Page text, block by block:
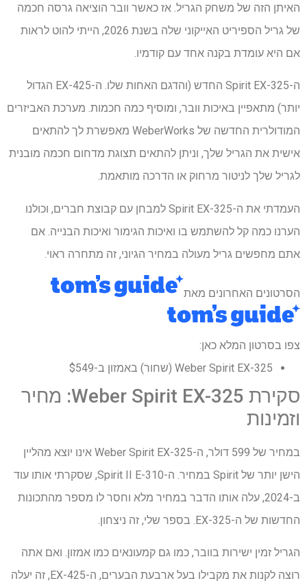
האיתן הזה של משחק הגריל. אז כאשר וובר הוציאה גרסה חכמה
של גריל הספיריט האייקוני שלה בשנת 2026, הייתי להוט לראות
אם היא עומדת בקנה אחד עם קודמיו.
ה-Spirit EX-325 החדש (והדגם האחות שלו. ה-EX-425 הגדול
יותר) מתאפיין באיכות וובר, ומוסיף כמה חכמות. מערכת האביזרים
המודולרית החדשה של WeberWorks מאפשרת לך להתאים
אישית את הגריל שלך, וניתן להתאים תצוגת מדחום חכמה מובנית
לגריל שלך לניטור מרחוק או הדרכה מותאמת.
העמדתי את ה-Spirit EX-325 למבחן עם קבוצת חברים, וכולנו
הערנו כמה קל להשתמש בו ואיכות הגימור ואיכות הבנייה. אם
אתם מחפשים גריל מעולה במחיר הגיוני, זה מתחרה ראוי.
הסרטונים האחרונים מאת
צפו בסרטון המלא כאן:
Weber Spirit EX-325 (שחור) באמזון ב-$549
סקירת Weber Spirit EX-325: מחיר
וזמינות
במחיר של 599 דולר, ה-Weber Spirit EX-325 אינו יוצא מהליין
הישן יותר של Spirit במחיר. ה-Spirit II E-310, שסקרתי אותו עוד
ב-2024, עלה אותו הדבר במחיר מלא וחסר לו מספר מהתכונות
החדשות של ה-EX-325. בספר שלי, זה ניצחון.
הגריל זמין ישירות בוובר, כמו גם קמעונאים כמו אמזון. ואם אתה
רוצה לקנות את מקבילו בעל ארבעת הבערים, ה-EX-425, זה יעלה